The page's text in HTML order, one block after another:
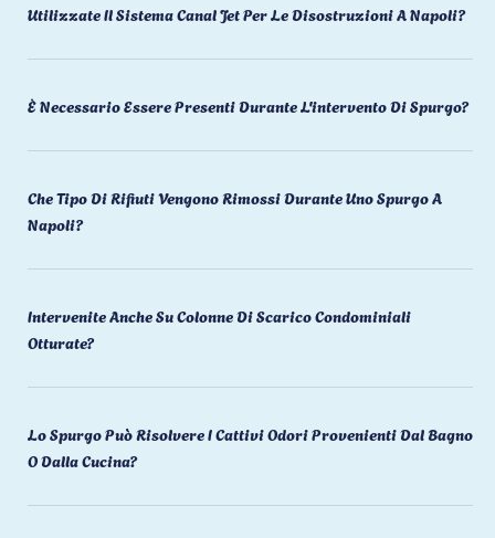
Utilizzate Il Sistema Canal Jet Per Le Disostruzioni A Napoli?
È Necessario Essere Presenti Durante L'intervento Di Spurgo?
Che Tipo Di Rifiuti Vengono Rimossi Durante Uno Spurgo A
Napoli?
Intervenite Anche Su Colonne Di Scarico Condominiali
Otturate?
Lo Spurgo Può Risolvere I Cattivi Odori Provenienti Dal Bagno
O Dalla Cucina?